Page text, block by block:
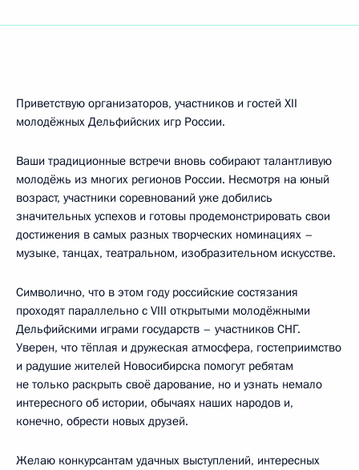
Приветствую организаторов, участников и гостей XII
молодёжных Дельфийских игр России.
Ваши традиционные встречи вновь собирают талантливую
молодёжь из многих регионов России. Несмотря на юный
возраст, участники соревнований уже добились
значительных успехов и готовы продемонстрировать свои
достижения в самых разных творческих номинациях –
музыке, танцах, театральном, изобразительном искусстве.
Символично, что в этом году российские состязания
проходят параллельно с VIII открытыми молодёжными
Дельфийскими играми государств – участников СНГ.
Уверен, что тёплая и дружеская атмосфера, гостеприимство
и радушие жителей Новосибирска помогут ребятам
не только раскрыть своё дарование, но и узнать немало
интересного об истории, обычаях наших народов и,
конечно, обрести новых друзей.
Желаю конкурсантам удачных выступлений, интересных